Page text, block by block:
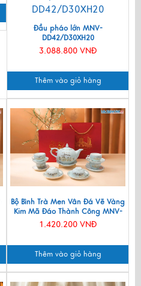
Đầu pháo lớn MNV-
DD42/D30XH20
3.088.800 VNĐ
Thêm vào giỏ hàng
Bộ Bình Trà Men Vân Đá Vẽ Vàng
Kim Mã Đáo Thành Công MNV-
BTV11
1.420.200 VNĐ
Thêm vào giỏ hàng